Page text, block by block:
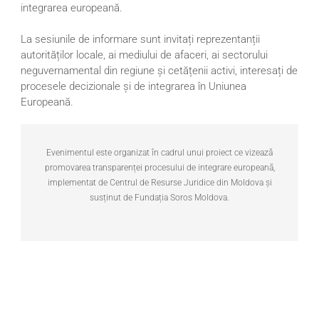
integrarea europeană.
La sesiunile de informare sunt invitați reprezentanții
autorităților locale, ai mediului de afaceri, ai sectorului
neguvernamental din regiune și cetățenii activi, interesați de
procesele decizionale și de integrarea în Uniunea
Europeană.
Evenimentul este organizat în cadrul unui proiect ce vizează
promovarea transparenței procesului de integrare europeană,
implementat de Centrul de Resurse Juridice din Moldova și
susținut de Fundația Soros Moldova.